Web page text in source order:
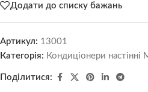
Додати до списку бажань
Артикул: 13001
Категорія: Кондиціонери
Поділитися: